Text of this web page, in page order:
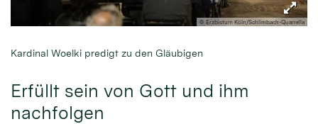
© Erzbistum Köln/Schlimbach-Quarrella
Kardinal Woelki predigt zu den Gläubigen
Erfüllt sein von Gott und ihm
nachfolgen